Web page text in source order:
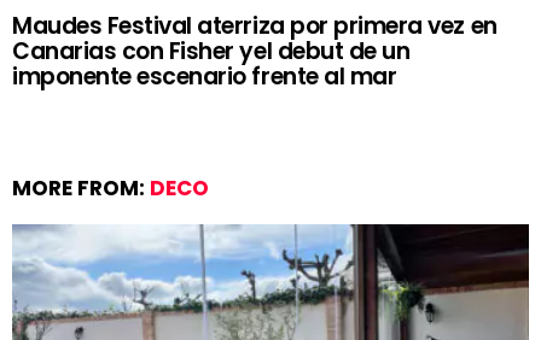
Maudes Festival aterriza por primera vez en
Canarias con Fisher yel debut de un
imponente escenario frente al mar
MORE FROM: DECO